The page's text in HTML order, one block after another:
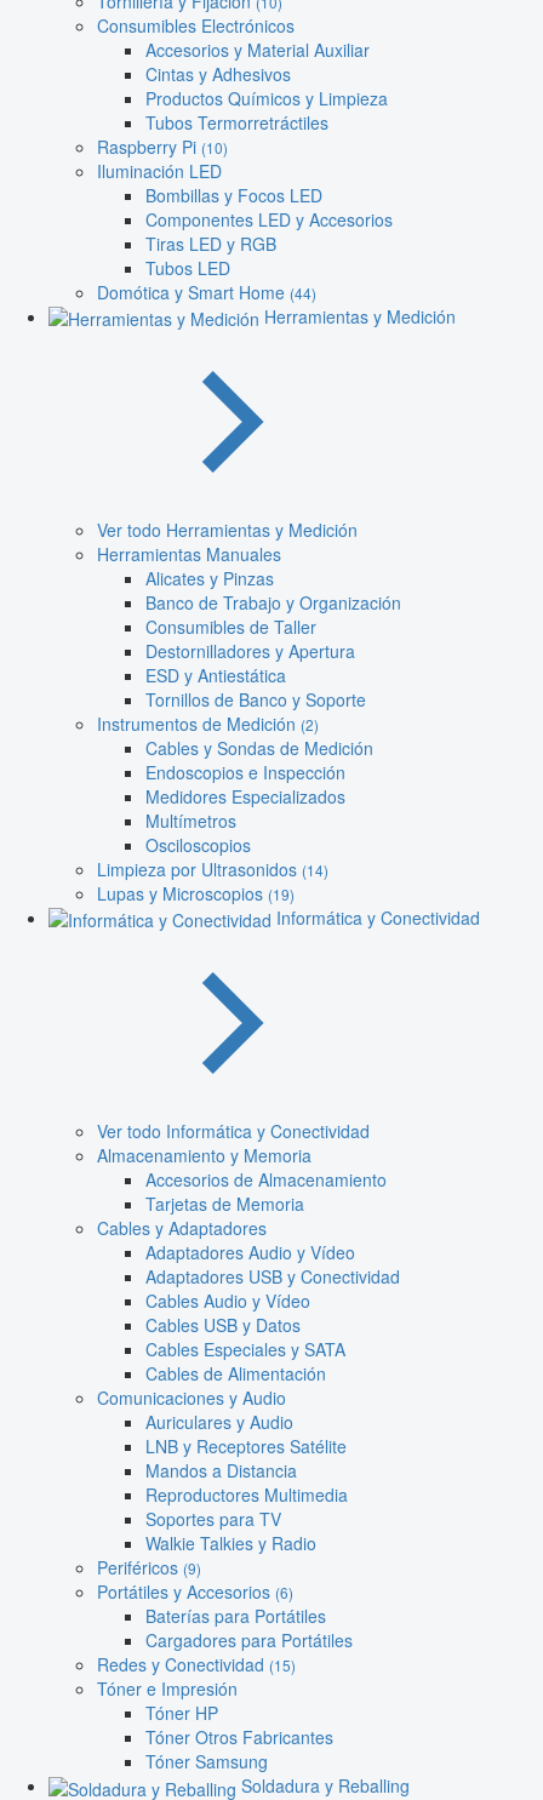
Consumibles Electrónicos
Accesorios y Material Auxiliar
Cintas y Adhesivos
Productos Químicos y Limpieza
Tubos Termorretráctiles
Raspberry Pi (10)
Iluminación LED
Bombillas y Focos LED
Componentes LED y Accesorios
Tiras LED y RGB
Tubos LED
Domótica y Smart Home (44)
Herramientas y Medición
Ver todo Herramientas y Medición
Herramientas Manuales
Alicates y Pinzas
Banco de Trabajo y Organización
Consumibles de Taller
Destornilladores y Apertura
ESD y Antiestática
Tornillos de Banco y Soporte
Instrumentos de Medición (2)
Cables y Sondas de Medición
Endoscopios e Inspección
Medidores Especializados
Multímetros
Osciloscopios
Limpieza por Ultrasonidos (14)
Lupas y Microscopios (19)
Informática y Conectividad
Ver todo Informática y Conectividad
Almacenamiento y Memoria
Accesorios de Almacenamiento
Tarjetas de Memoria
Cables y Adaptadores
Adaptadores Audio y Vídeo
Adaptadores USB y Conectividad
Cables Audio y Vídeo
Cables USB y Datos
Cables Especiales y SATA
Cables de Alimentación
Comunicaciones y Audio
Auriculares y Audio
LNB y Receptores Satélite
Mandos a Distancia
Reproductores Multimedia
Soportes para TV
Walkie Talkies y Radio
Periféricos (9)
Portátiles y Accesorios (6)
Baterías para Portátiles
Cargadores para Portátiles
Redes y Conectividad (15)
Tóner e Impresión
Tóner HP
Tóner Otros Fabricantes
Tóner Samsung
Soldadura y Reballing